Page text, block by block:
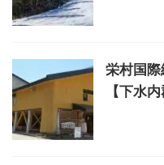
栄村国
【下水